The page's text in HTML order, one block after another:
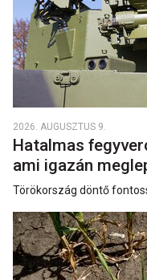
2026. AUGUSZTUS 9.
Hatalmas
ami igazán
Törökország döntő